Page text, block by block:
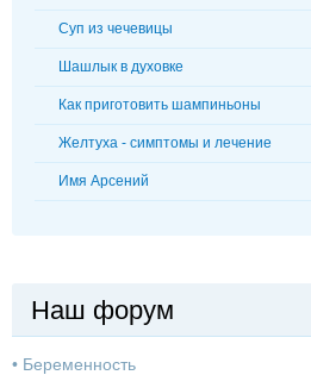
Суп из чечевицы
Шашлык в духовке
Как приготовить шампиньоны
Желтуха - симптомы и лечение
Имя Арсений
Наш форум
• Беременность